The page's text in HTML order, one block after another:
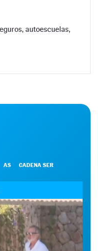
autoescuelas,
AS CADENA SER